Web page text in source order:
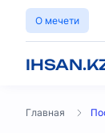
О мечети
Главная